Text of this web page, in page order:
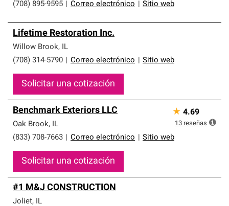
(708) 895-9595
Correo electrónico Sitio web
Lifetime Restoration Inc.
Willow Brook, IL
(708) 314-5790
Correo electrónico Sitio web
Solicitar una cotización
Benchmark Exteriors LLC
Oak Brook, IL
(833) 708-7663
Correo electrónico Sitio web
Solicitar una cotización
★ 4.69
13 reseñas
#1 M&J CONSTRUCTION
Joliet, IL